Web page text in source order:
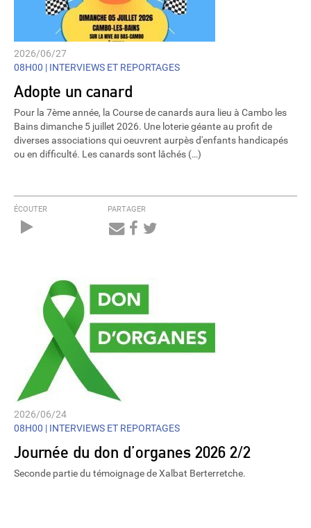
2026/06/27
08H00 | INTERVIEWS ET REPORTAGES
Adopte un canard
Pour la 7ème année, la Course de canards aura lieu à Cambo les
Bains dimanche 5 juillet 2026. Une loterie géante au profit de
diverses associations qui oeuvrent aurpès d'enfants handicapés
ou en difficulté. Les canards sont lâchés (…)
ÉCOUTER PARTAGER
2026/06/24
08H00 | INTERVIEWS ET REPORTAGES
Journée du don d’organes 2026 2/2
Seconde partie du témoignage de Xalbat Berterretche.